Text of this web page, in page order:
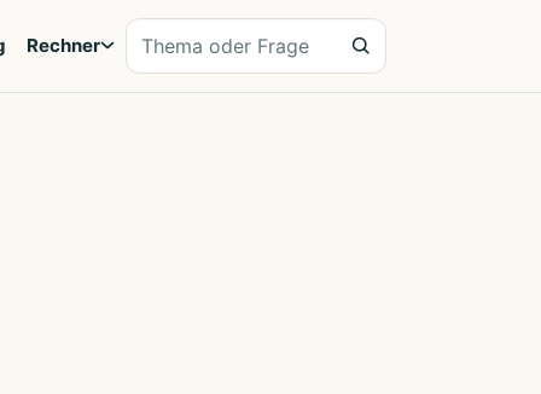
Website durchsuchen
Rechner